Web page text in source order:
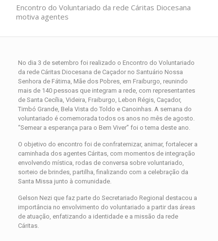
Encontro do Voluntariado da rede Cáritas Diocesana
motiva agentes
No dia 3 de setembro foi realizado o Encontro do Voluntariado
da rede Cáritas Diocesana de Caçador no Santuário Nossa
Senhora de Fátima, Mãe dos Pobres, em Fraiburgo, reunindo
mais de 140 pessoas que integram a rede, com representantes
de Santa Cecília, Videira, Fraiburgo, Lebon Régis, Caçador,
Timbó Grande, Bela Vista do Toldo e Canoinhas. A semana do
voluntariado é comemorada todos os anos no mês de agosto.
“Semear a esperança para o Bem Viver” foi o tema deste ano.
O objetivo do encontro foi de confraternizar, animar, fortalecer a
caminhada dos agentes Cáritas, com momentos de integração
envolvendo mística, rodas de conversa sobre voluntariado,
sorteio de brindes, partilha, finalizando com a celebração da
Santa Missa junto à comunidade.
Gelson Nezi que faz parte do Secretariado Regional destacou a
importância no envolvimento do voluntariado a partir das áreas
de atuação, enfatizando a identidade e a missão da rede
Cáritas.